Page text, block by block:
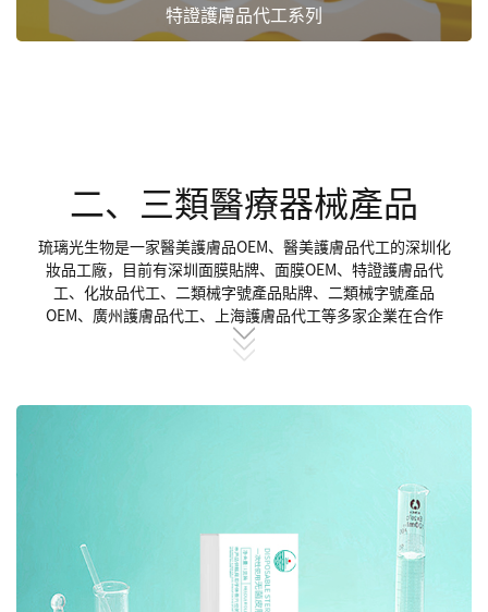
特證護膚品代工系列
二、三類醫療器械產品
琉璃光生物是一家醫美護膚品OEM、醫美護膚品代工的深圳化
妝品工廠，目前有深圳面膜貼牌、面膜OEM、特證護膚品代
工、化妝品代工、二類械字號產品貼牌、二類械字號產品
OEM、廣州護膚品代工、上海護膚品代工等多家企業在合作